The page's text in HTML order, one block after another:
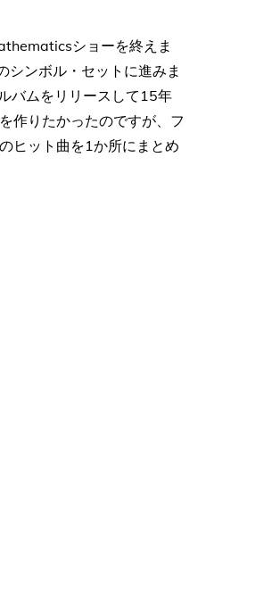
ショーを終えま
ンボル・セットに進みま
バムをリリースして15年
作りたかったのですが、フ
ヒット曲を1か所にまとめ